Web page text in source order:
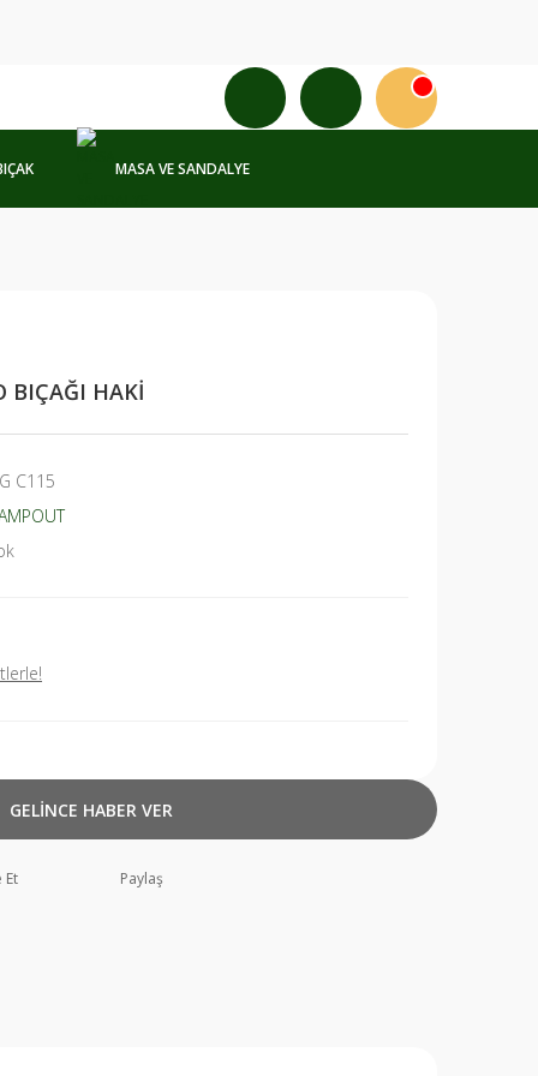
MASA VE SANDALYE
BIÇAĞI HAKİ
C115
GELİNCE HABER VER
Et Paylaş